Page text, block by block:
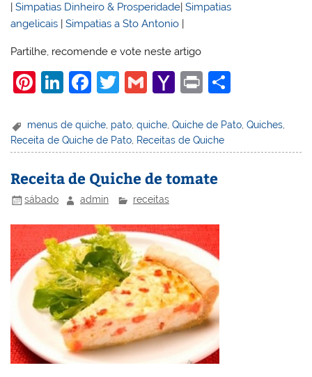
|Simpatias Dinheiro & Prosperidade |Simpatias
angelicais |Simpatias a Sto Antonio
Partilhe, recomende e vote neste artigo
Pi
er
e
st
Li
k
e
dI
n
F
c
e
b
o
k
T
itt
er
G
ai
l
Y
h
o
o
l
Pr
t
ar
e
menus de quiche pato ,quiche ,Quiche de Pato ,Quiches
Receita de Quiche de Pato Receitas de Quiche
Receita de Quiche de tomate
sábado admin receitas